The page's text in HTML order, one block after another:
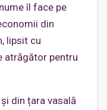
îl face pe
din
lipsit cu
atrăgător pentru
din țara vasală